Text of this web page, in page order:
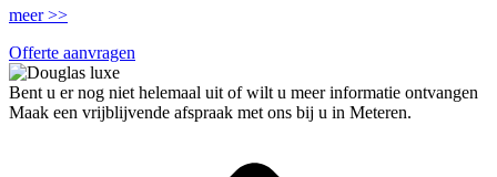
meer >>
Offerte aanvragen
Bent u er nog niet helemaal uit of wilt u meer informatie ontvangen
Maak een vrijblijvende afspraak met ons bij u in Meteren.